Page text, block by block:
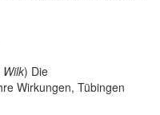
) Die
Wirkungen, Tübingen